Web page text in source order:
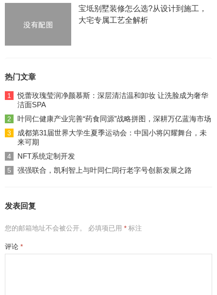
宝坻别墅装修怎么选?从设计到施工，
大宅专属工艺全解析
热门文章
1
悦蕾玫瑰莹润净颜慕斯：深层清洁温和卸妆 让洗脸成为奢华
洁面SPA
2 叶同仁健康产业完善“药食同源”战略拼图，深耕万亿蓝海市场
3
成都第31届世界大学生夏季运动会：中国小将闪耀舞台，未
来可期
4 NFT系统定制开发
5 强强联合，凯利智上与叶同仁同行老字号创新发展之路
发表回复
您的邮箱地址不会被公开。 必填项已用 * 标注
评论 *